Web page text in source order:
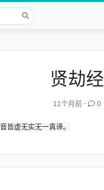
贤劫经
11个月前 ⋅ 0
皆虚无实无一真谛。